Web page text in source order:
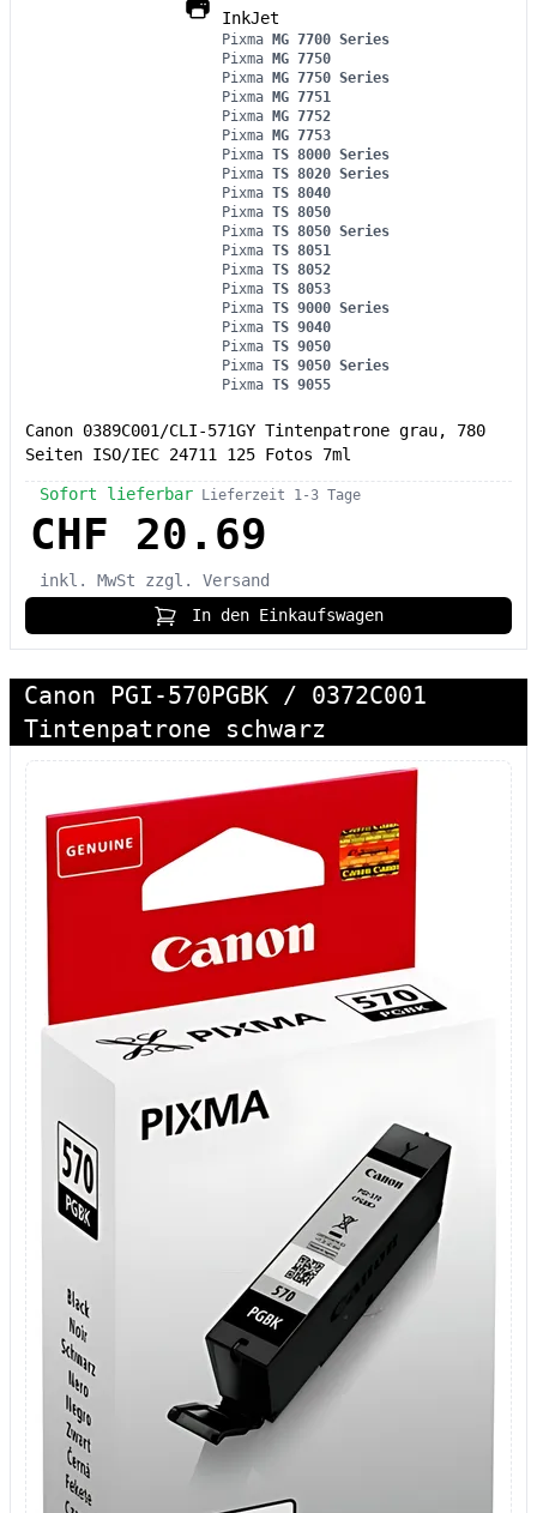
InkJet
Pixma MG 7700 Series
Pixma MG 7750
Pixma MG 7750 Series
Pixma MG 7751
Pixma MG 7752
Pixma MG 7753
Pixma TS 8000 Series
Pixma TS 8020 Series
Pixma TS 8040
Pixma TS 8050
Pixma TS 8050 Series
Pixma TS 8051
Pixma TS 8052
Pixma TS 8053
Pixma TS 9000 Series
Pixma TS 9040
Pixma TS 9050
Pixma TS 9050 Series
Pixma TS 9055
Canon 0389C001/CLI-571GY Tintenpatrone grau, 780
Seiten ISO/IEC 24711 125 Fotos 7ml
Sofort lieferbar Lieferzeit 1-3 Tage
CHF 20.69
inkl. MwSt
zzgl. Versand
In den Einkaufswagen
Canon PGI-570PGBK / 0372C001
Tintenpatrone schwarz